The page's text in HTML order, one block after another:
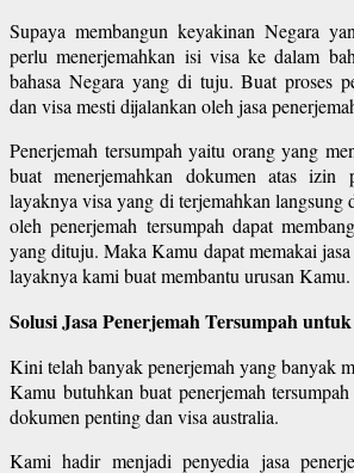
Supaya membangun keyakinan Negara
perlu menerjemahkan isi visa ke dalam
bahasa Negara yang di tuju. Buat proses
dan visa mesti dijalankan oleh jasa
Penerjemah tersumpah yaitu orang yang
buat menerjemahkan dokumen atas izin
layaknya visa yang di terjemahkan langsung
oleh penerjemah tersumpah dapat
yang dituju. Maka Kamu dapat memakai jasa
layaknya kami buat membantu urusan Kamu.
Solusi Jasa Penerjemah Tersumpah
Kini telah banyak penerjemah yang banyak
Kamu butuhkan buat penerjemah
dokumen penting dan visa australia.
Kami hadir menjadi penyedia jasa